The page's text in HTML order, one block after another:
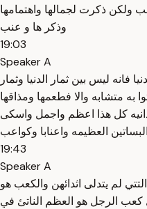
ولكن ذكرت لجمالها واهتمامها
وذكر ها و عنب
19:03
Speaker A
ليس بين ثمار الدنيا وثمار
به متشابه والا فطعمها ومذاقها
دانيه كل هذا اعظم واجمل واسكى
العظيمه واعنابا وكواعب
19:43
Speaker A
لم يتدلى اثدائهن والكعب هو
كعب الرجل هو العظم الناتئ في